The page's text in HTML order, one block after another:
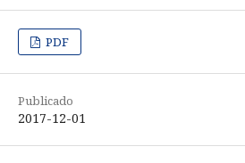
PDF
Publicado
2017-12-01